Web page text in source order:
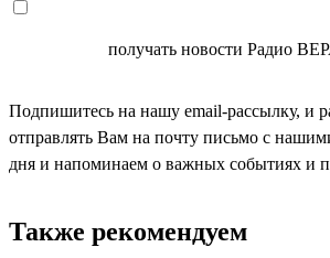
получать новости Радио
Подпишитесь на нашу email-рассылку, и
отправлять Вам на почту письмо с
дня и напоминаем о важных событиях и
Также рекомендуем